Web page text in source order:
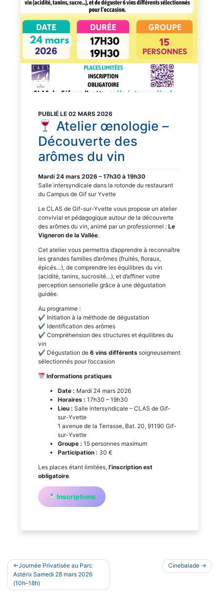
PUBLIÉ LE 02 MARS 2026
Atelier œnologie –
Découverte des
arômes du vin
Mardi 24 mars 2026 – 17h30 à 19h30
Salle intersyndicale dans la rotonde du restaurant
du Campus de Gif sur Yvette
Le CLAS de Gif-sur-Yvette vous propose un atelier
convivial et pédagogique autour de la découverte
des arômes du vin, animé par un professionnel : Le
Vigneron de la Vallée.
Cet atelier vous permettra d’apprendre à reconnaître
les grandes familles d’arômes (fruités, floraux,
épicés…), de comprendre les équilibres du vin
(acidité, tanins, sucrosité…), et d’affiner votre
perception sensorielle grâce à une dégustation
guidée.
Au programme :
✔ Initiation à la méthode de dégustation
✔ Identification des arômes
✔ Compréhension des structures et équilibres du
vin
✔ Dégustation de 6 vins différents soigneusement
sélectionnés pour l’occasion
Informations pratiques
Date : Mardi 24 mars 2026
Horaires : 17h30 – 19h30
Lieu : Salle intersyndicale – CLAS de Gif-
sur-Yvette
1 avenue de la Terrasse, Bat. 20, 91190 Gif-
sur-Yvette
Groupe : 15 personnes maximum
Participation : 30 €
Les places étant limitées, l’inscription est
obligatoire.
Inscriptions
Navigation
de
l’article
Journée Privatisée au Parc
Astérix Samedi 28 mars 2026
(10h–18h)
Cinebalade